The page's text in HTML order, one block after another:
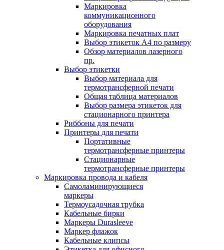
Маркировка
коммуникационного
оборудования
Маркировка печатных плат
Выбор этикеток А4 по размеру
Обзор материалов лазерного
пр.
Выбор этикетки
Выбор материала для
термотрансферной печати
Общая таблица материалов
Выбор размера этикеток для
стационарного принтера
Риббоны для печати
Принтеры для печати
Портативные
термотрансферные принтеры
Стационарные
термотрансферные принтеры
Маркировка провода и кабеля
Самоламинирующиеся
маркеры
Термоусадочная трубка
Кабельные бирки
Маркеры Durasleeve
Маркер флажок
Кабельные клипсы